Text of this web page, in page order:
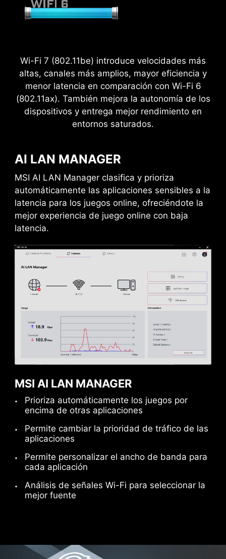
Wi-Fi 7 (802.11be) introduce velocidades más
altas, canales más amplios, mayor eficiencia y
menor latencia en comparación con Wi-Fi 6
(802.11ax). También mejora la autonomía de los
dispositivos y entrega mejor rendimiento en
entornos saturados.
AI LAN MANAGER
MSI AI LAN Manager clasifica y prioriza
automáticamente las aplicaciones sensibles a la
latencia para los juegos online, ofreciéndote la
mejor experiencia de juego online con baja
latencia.
MSI AI LAN MANAGER
Prioriza automáticamente los juegos por
encima de otras aplicaciones
Permite cambiar la prioridad de tráfico de las
aplicaciones
Permite personalizar el ancho de banda para
cada aplicación
Análisis de señales Wi-Fi para seleccionar la
mejor fuente
2.5x
CONEXIÓN EN
ALMACENAMIENTO
EXTERNO / DOCKS
Conecta múltiples dispositivos Thunderbolt™
mediante una conexión en cadena, permitiendo
que datos, energía y señales de video fluyan
desde el equipo hacia hasta cinco accesorios.
También puedes utilizar un hub o dock
Thunderbolt™ para centralizar todos tus
dispositivos a través de una única conexión.
Acepta las cookies de YouTube para ver este vídeo.
Acepta las cookies de YouTube para ver este vídeo.